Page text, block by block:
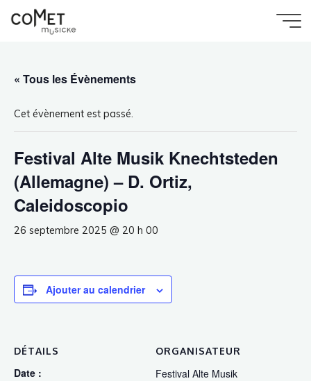
Festival Alte Musik Knechtsteden (Allemagne) –
« Tous les Évènements
Cet évènement est passé.
Festival Alte Musik Knechtsteden
(Allemagne) – D. Ortiz,
Caleidoscopio
26 septembre 2025 @ 20 h 00
Ajouter au calendrier
DÉTAILS
Date :
ORGANISATEUR
Festival Alte Musik